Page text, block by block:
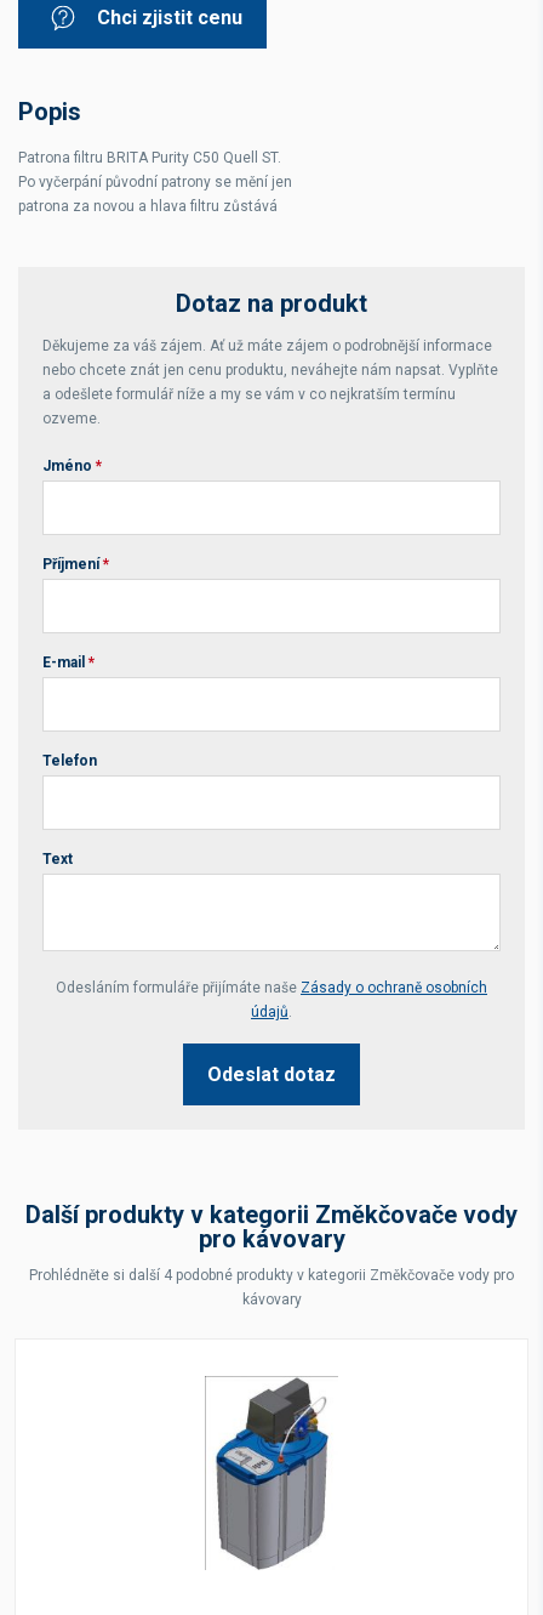
Chci zjistit cenu
Popis
Patrona filtru BRITA Purity C50 Quell ST.
Po vyčerpání původní patrony se mění jen
patrona za novou a hlava filtru zůstává
Dotaz na produkt
Děkujeme za váš zájem. Ať už máte zájem o podrobnější informace
nebo chcete znát jen cenu produktu, neváhejte nám napsat. Vyplňte
a odešlete formulář níže a my se vám v co nejkratším termínu
ozveme.
Jméno *
Příjmení *
E-mail *
Telefon
Text
Your website *
Odesláním formuláře přijímáte naše Zásady o ochraně osobních
údajů.
Odeslat dotaz
Další produkty v kategorii Změkčovače vody
pro kávovary
Prohlédněte si další 4 podobné produkty v kategorii Změkčovače vody pro
kávovary